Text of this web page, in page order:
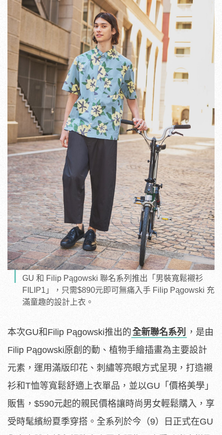
GU 和 Filip Pągowski 聯名系列推出「男裝寬鬆襯衫
FILIP1」，只需$890元即可無痛入手 Filip Pągowski 充
滿童趣的設計上衣。
本次GU和Filip Pągowski推出的全新聯名系列
，是由
Filip Pągowski原創的動、植物手繪插畫為主要設計
元素，運用滿版印花、刺繡等亮眼方式呈現，打造襯
衫和T恤等寬鬆舒適上衣單品，並以GU「價格美學」
販售，$590元起的親民價格讓時尚男女輕鬆購入，享
受時髦繽紛夏季穿搭。全系列於今（9）日正式在GU